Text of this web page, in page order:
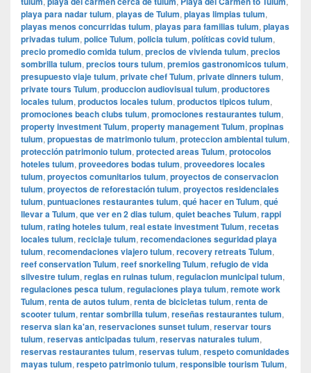
playa para nadar tulum, playas de Tulum, playas limpias tulum,
playas menos concurridas tulum, playas para familias tulum, playas
privadas tulum, police Tulum, policia tulum, políticas covid tulum,
precio promedio comida tulum, precios de vivienda tulum, precios
sombrilla tulum, precios tours tulum, premios gastronomicos tulum,
presupuesto viaje tulum, private chef Tulum, private dinners tulum,
private tours Tulum, produccion audiovisual tulum, productores
locales tulum, productos locales tulum, productos tipicos tulum,
promociones beach clubs tulum, promociones restaurantes tulum,
property investment Tulum, property management Tulum, propinas
tulum, propuestas de matrimonio tulum, proteccion ambiental tulum,
protección patrimonio tulum, protected areas Tulum, protocolos
hoteles tulum, proveedores bodas tulum, proveedores locales
tulum, proyectos comunitarios tulum, proyectos de conservacion
tulum, proyectos de reforestación tulum, proyectos residenciales
tulum, puntuaciones restaurantes tulum, qué hacer en Tulum, qué
llevar a Tulum, que ver en 2 dias tulum, quiet beaches Tulum, rappi
tulum, rating hoteles tulum, real estate investment Tulum, recetas
locales tulum, reciclaje tulum, recomendaciones seguridad playa
tulum, recomendaciones viajero tulum, recovery retreats Tulum,
reef conservation Tulum, reef snorkeling Tulum, refugio de vida
silvestre tulum, reglas en ruinas tulum, regulacion municipal tulum,
regulaciones pesca tulum, regulaciones playa tulum, remote work
Tulum, renta de autos tulum, renta de bicicletas tulum, renta de
scooter tulum, rentar sombrilla tulum, reseñas restaurantes tulum,
reserva sian ka'an, reservaciones sunset tulum, reservar tours
tulum, reservas anticipadas tulum, reservas naturales tulum,
reservas restaurantes tulum, reservas tulum, respeto comunidades
mayas tulum, respeto patrimonio tulum, responsible tourism Tulum,